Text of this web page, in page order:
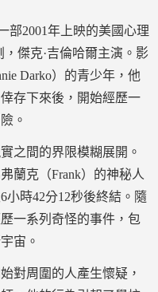
部2001年上映的美國心理
傑克·吉倫哈爾主演。影
Darko）的青少年，他
存下來後，開始經歷一
。
之間的界限模糊展開。
蘭克（Frank）的神秘人
小時42分12秒後終結。隨
一系列奇怪的事件，包
宙。
對周圍的人產生懷疑，